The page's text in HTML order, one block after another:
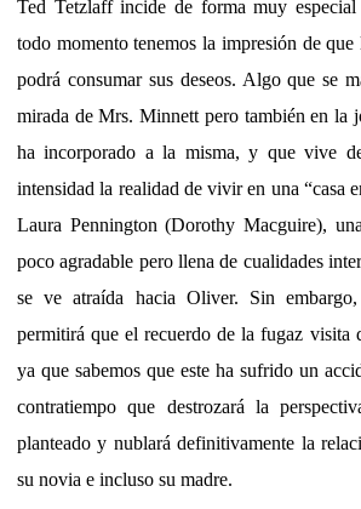
Ted Tetzlaff incide de forma muy
todo momento tenemos la impresión de
podrá consumar sus deseos. Algo que se
mirada de Mrs. Minnett pero también en la
ha incorporado a la misma, y que vive
intensidad la realidad de vivir en una “casa
Laura Pennington (Dorothy Macguire),
poco agradable pero llena de cualidades
se ve atraída hacia Oliver. Sin
permitirá que el recuerdo de la fugaz visita
ya que sabemos que este ha sufrido un
contratiempo que destrozará la
planteado y nublará definitivamente la
su novia e incluso su madre.